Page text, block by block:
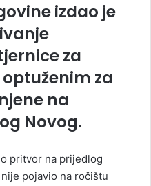
izdao je
za
za
na
Novog.
pritvor na prijedlog
pojavio na ročištu